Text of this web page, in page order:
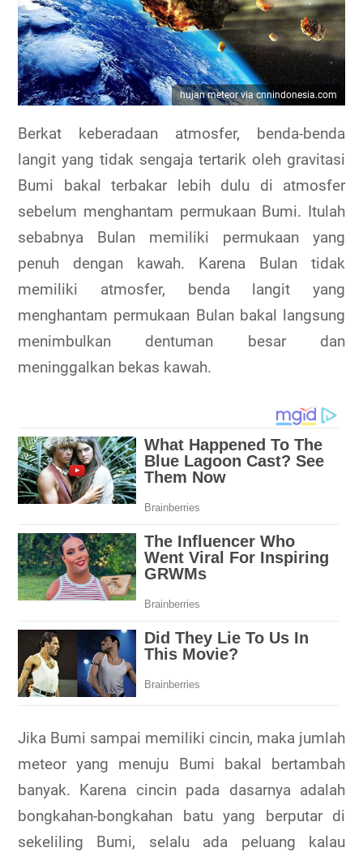
hujan meteor via cnnindonesia.com
Berkat keberadaan atmosfer, benda-benda
langit yang tidak sengaja tertarik oleh gravitasi
Bumi bakal terbakar lebih dulu di atmosfer
sebelum menghantam permukaan Bumi. Itulah
sebabnya Bulan memiliki permukaan yang
penuh dengan kawah. Karena Bulan tidak
memiliki atmosfer, benda langit yang
menghantam permukaan Bulan bakal langsung
menimbulkan dentuman besar dan
meninggalkan bekas kawah.
Jika Bumi sampai memiliki cincin, maka jumlah
meteor yang menuju Bumi bakal bertambah
banyak. Karena cincin pada dasarnya adalah
bongkahan-bongkahan batu yang berputar di
sekeliling Bumi, selalu ada peluang kalau